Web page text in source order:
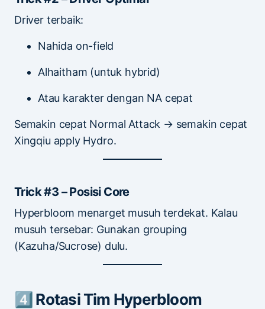
Driver terbaik:
Nahida on-field
Alhaitham (untuk hybrid)
Atau karakter dengan NA cepat
Semakin cepat Normal Attack → semakin cepat
Xingqiu apply Hydro.
Trick #3 – Posisi Core
Hyperbloom menarget musuh terdekat. Kalau
musuh tersebar: Gunakan grouping
(Kazuha/Sucrose) dulu.
4️⃣ Rotasi Tim Hyperbloom